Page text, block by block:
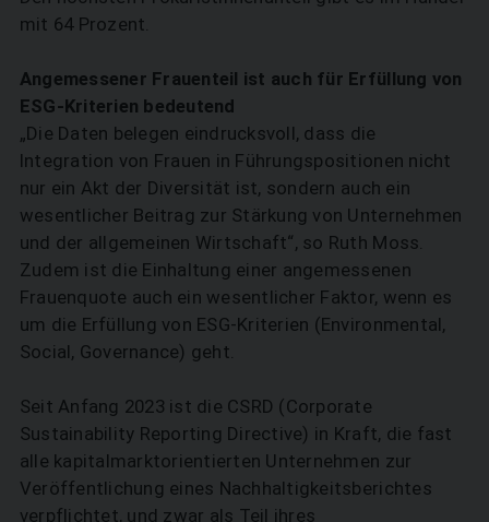
mit 64 Prozent.
Angemessener Frauenteil ist auch für Erfüllung von
ESG-Kriterien bedeutend
„Die Daten belegen eindrucksvoll, dass die
Integration von Frauen in Führungspositionen nicht
nur ein Akt der Diversität ist, sondern auch ein
wesentlicher Beitrag zur Stärkung von Unternehmen
und der allgemeinen Wirtschaft“, so Ruth Moss.
Zudem ist die Einhaltung einer angemessenen
Frauenquote auch ein wesentlicher Faktor, wenn es
um die Erfüllung von ESG-Kriterien (Environmental,
Social, Governance) geht.
Seit Anfang 2023 ist die CSRD (Corporate
Sustainability Reporting Directive) in Kraft, die fast
alle kapitalmarktorientierten Unternehmen zur
Veröffentlichung eines Nachhaltigkeitsberichtes
verpflichtet, und zwar als Teil ihres